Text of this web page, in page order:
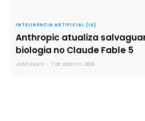
INTELIGÊNCIA ARTIFICIAL (IA)
Anthropic atualiza
biologia no Claude Fable 5
JOÃO PAULO - 7 DE AGOSTO, 2026